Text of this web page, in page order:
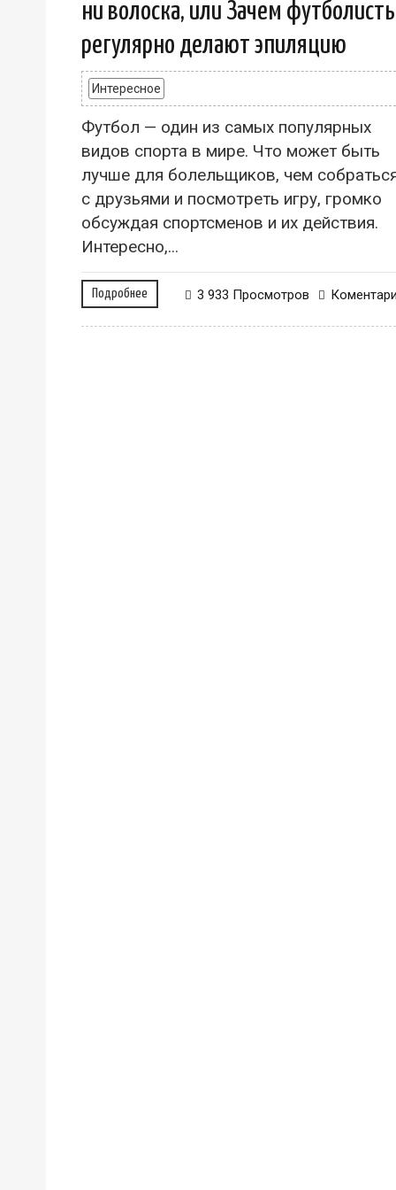
ни волоска, или Зачем
регулярно делают эпиляцию
Интересное
Футбол — один из самых популярных
видов спорта в мире. Что может быть
лучше для болельщиков, чем
с друзьями и посмотреть игру, громко
обсуждая спортсменов и их действия.
Интересно,...
Подробнее 3 933 Просмотров